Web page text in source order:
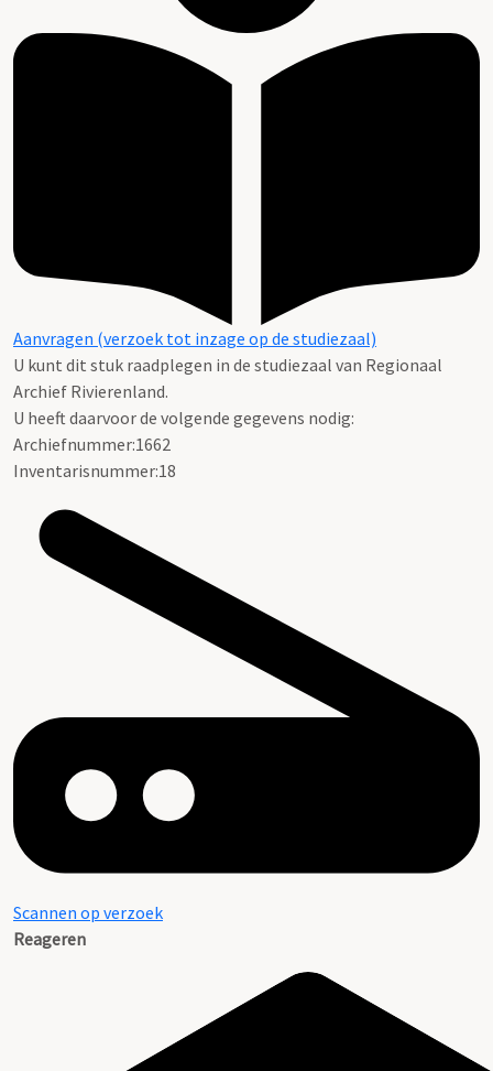
Aanvragen (verzoek tot inzage op de studiezaal)
U kunt dit stuk raadplegen in de studiezaal van Regionaal
Archief Rivierenland.
U heeft daarvoor de volgende gegevens nodig:
Archiefnummer:1662
Inventarisnummer:18
Scannen op verzoek
Reageren